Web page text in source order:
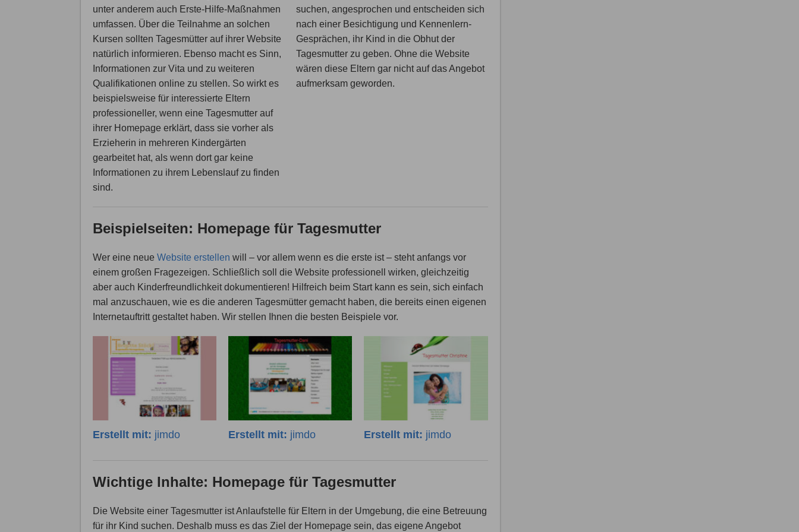
unter anderem auch Erste-Hilfe-Maßnahmen
umfassen. Über die Teilnahme an solchen
Kursen sollten Tagesmütter auf ihrer Website
natürlich informieren. Ebenso macht es Sinn,
Informationen zur Vita und zu weiteren
Qualifikationen online zu stellen. So wirkt es
beispielsweise für interessierte Eltern
professioneller, wenn eine Tagesmutter auf
ihrer Homepage erklärt, dass sie vorher als
Erzieherin in mehreren Kindergärten
gearbeitet hat, als wenn dort gar keine
Informationen zu ihrem Lebenslauf zu finden
sind.
suchen, angesprochen und entscheiden sich
nach einer Besichtigung und Kennenlern-
Gesprächen, ihr Kind in die Obhut der
Tagesmutter zu geben. Ohne die Website
wären diese Eltern gar nicht auf das Angebot
aufmerksam geworden.
Beispielseiten: Homepage für Tagesmutter
Wer eine neue Website erstellen will – vor allem wenn es die erste ist – steht anfangs vor
einem großen Fragezeigen. Schließlich soll die Website professionell wirken, gleichzeitig
aber auch Kinderfreundlichkeit dokumentieren! Hilfreich beim Start kann es sein, sich einfach
mal anzuschauen, wie es die anderen Tagesmütter gemacht haben, die bereits einen eigenen
Internetauftritt gestaltet haben. Wir stellen Ihnen die besten Beispiele vor.
Erstellt mit: jimdo Erstellt mit: jimdo Erstellt mit: jimdo
Wichtige Inhalte: Homepage für Tagesmutter
Die Website einer Tagesmutter ist Anlaufstelle für Eltern in der Umgebung, die eine Betreuung
für ihr Kind suchen. Deshalb muss es das Ziel der Homepage sein, das eigene Angebot